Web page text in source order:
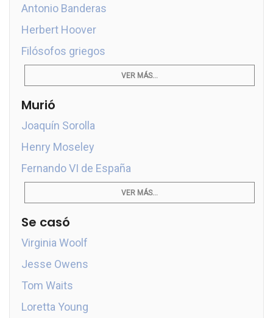
Antonio Banderas
Herbert Hoover
Filósofos griegos
VER MÁS...
Murió
Joaquín Sorolla
Henry Moseley
Fernando VI de España
VER MÁS...
Se casó
Virginia Woolf
Jesse Owens
Tom Waits
Loretta Young